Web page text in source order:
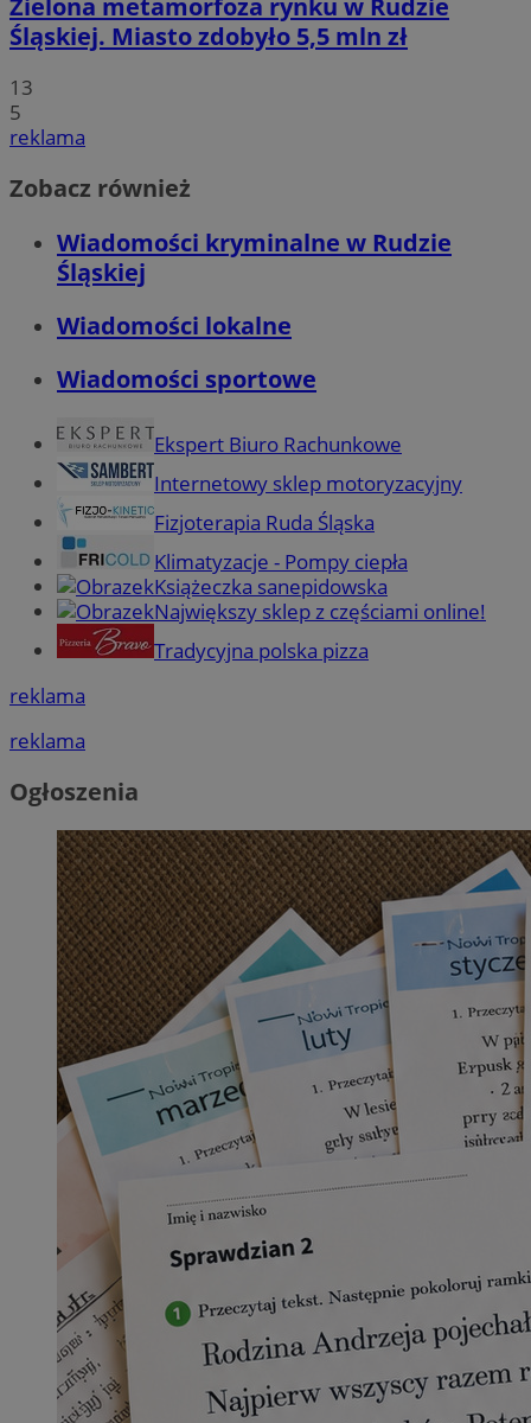
Zielona metamorfoza rynku w Rudzie
Śląskiej. Miasto zdobyło 5,5 mln zł
13
5
reklama
Zobacz również
Wiadomości kryminalne w Rudzie
Śląskiej
Wiadomości lokalne
Wiadomości sportowe
Ekspert Biuro Rachunkowe
Internetowy sklep motoryzacyjny
Fizjoterapia Ruda Śląska
Klimatyzacje - Pompy ciepła
Książeczka sanepidowska
Największy sklep z częściami online!
Tradycyjna polska pizza
reklama
reklama
Ogłoszenia